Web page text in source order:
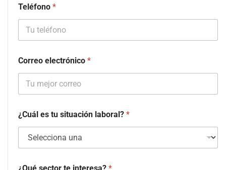
Teléfono *
Correo electrónico *
¿Cuál es tu situación laboral? *